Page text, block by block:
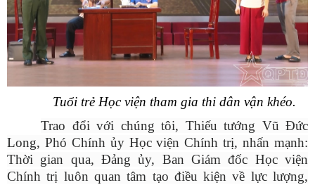
Tuổi trẻ Học viện tham gia thi dân vận khéo.
Trao đổi với chúng tôi, Thiếu tướng Vũ Đức
Long, Phó Chính ủy Học viện Chính trị, nhấn mạnh:
Thời gian qua, Đảng ủy, Ban Giám đốc Học viện
Chính trị luôn quan tâm tạo điều kiện về lực lượng,